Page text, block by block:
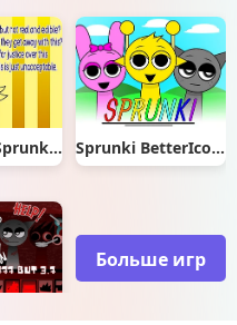
Awesome Sprunki (so good so cool) Sprunki BetterIcons (READ DESC)
Больше игр